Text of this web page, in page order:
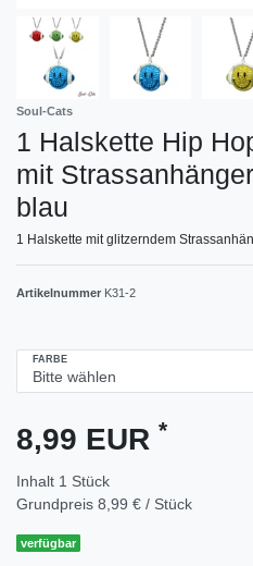
Soul-Cats
1 Halskette Hip
mit
blau
1 Halskette mit glitzerndem
Artikelnummer K31-2
FARBE
8,99 EUR *
Inhalt 1 Stück
Grundpreis 8,99 € / Stück
verfügbar